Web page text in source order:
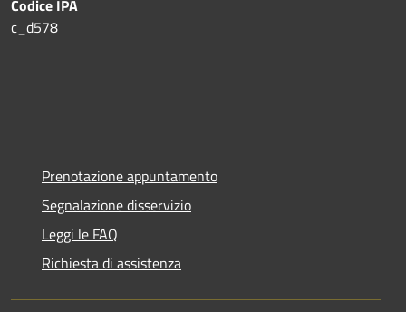
Codice IPA
c_d578
Prenotazione appuntamento
Segnalazione disservizio
Leggi le FAQ
Richiesta di assistenza